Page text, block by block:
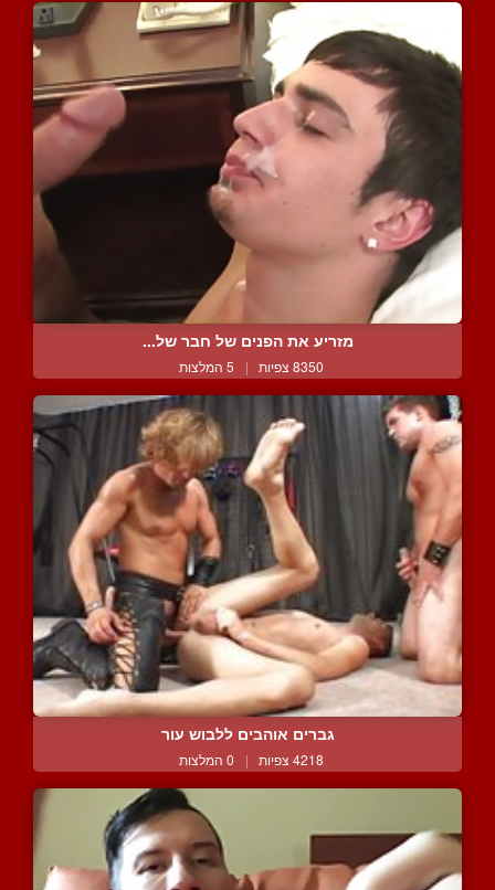
מזריע את הפנים של חבר של...
8350 צפיות | 5 המלצות
גברים אוהבים ללבוש עור
4218 צפיות | 0 המלצות